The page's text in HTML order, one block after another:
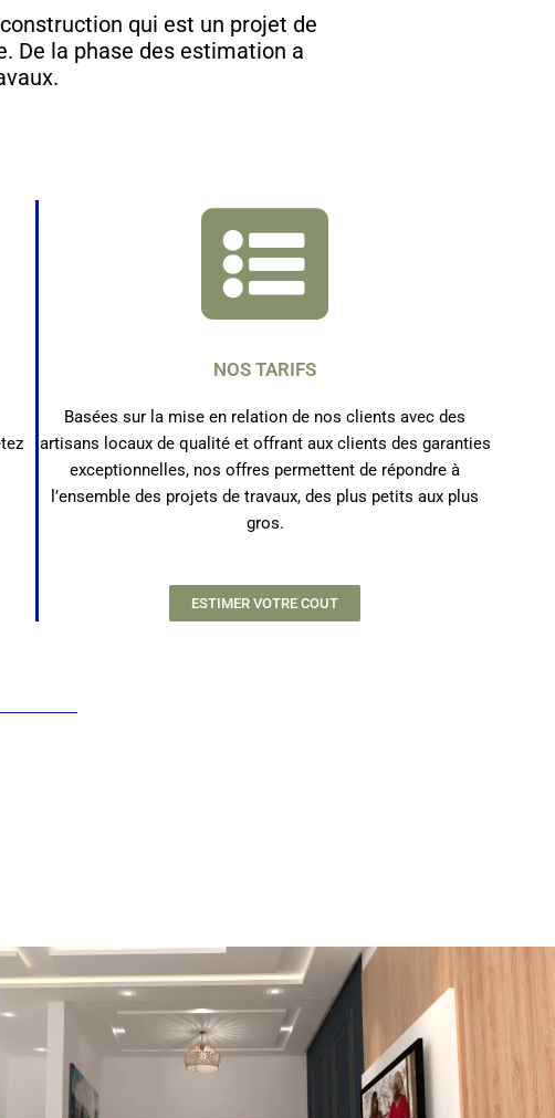
qui est un projet de
De la phase des estimation a
NOS TARIFS
Basées sur la mise en relation de nos clients avec des
artisans locaux de qualité et offrant aux clients des garanties
exceptionnelles, nos offres permettent de répondre à
l’ensemble des projets de travaux, des plus petits aux plus
gros.
ESTIMER VOTRE COUT